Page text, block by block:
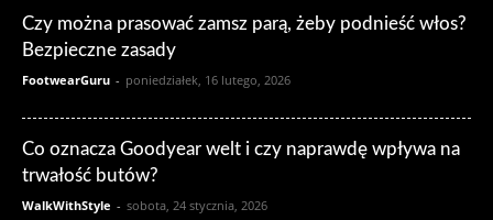
Czy można prasować zamsz parą, żeby podnieść włos?
Bezpieczne zasady
FootwearGuru - poniedziałek, 16 lutego, 2026
Co oznacza Goodyear welt i czy naprawdę wpływa na
trwałość butów?
WalkWithStyle - sobota, 24 stycznia, 2026